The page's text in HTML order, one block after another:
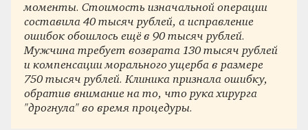
моменты. Стоимость изначальной операции
составила 40 тысяч рублей, а исправление
ошибок обошлось ещё в 90 тысяч рублей.
Мужчина требует возврата 130 тысяч рублей
и компенсации морального ущерба в размере
750 тысяч рублей. Клиника признала ошибку,
обратив внимание на то, что рука хирурга
"дрогнула" во время процедуры.